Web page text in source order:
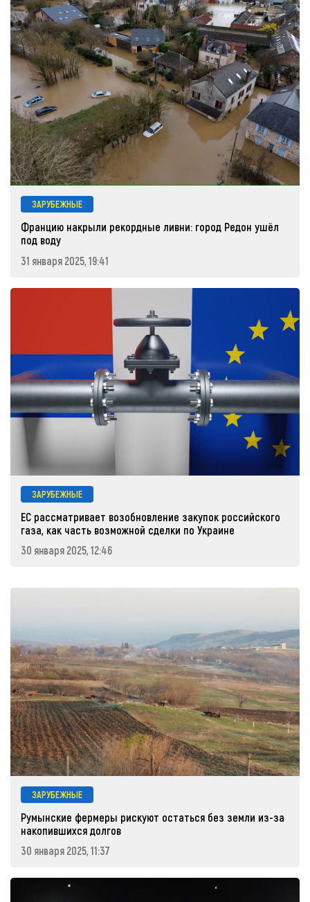
ЗАРУБЕЖНЫЕ
Францию накрыли рекордные ливни: город Редон ушёл
под воду
31 января 2025, 19:41
ЗАРУБЕЖНЫЕ
ЕС рассматривает возобновление закупок российского
газа, как часть возможной сделки по Украине
30 января 2025, 12:46
ЗАРУБЕЖНЫЕ
Румынские фермеры рискуют остаться без земли из-за
накопившихся долгов
30 января 2025, 11:37